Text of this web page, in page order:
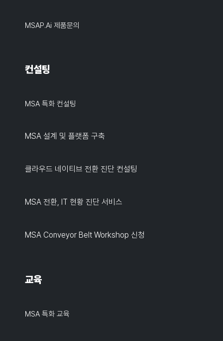
MSAP.ai 제품문의
컨설팅
MSA 특화 컨설팅
MSA 설계 및 플랫폼 구축
클라우드 네이티브 전환 진단 컨설팅
MSA 전환, IT 현황 진단 서비스
MSA Conveyor Belt Workshop 신청
교육
MSA 특화 교육